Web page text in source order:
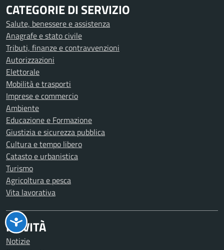
CATEGORIE DI SERVIZIO
Salute, benessere e assistenza
Anagrafe e stato civile
Tributi, finanze e contravvenzioni
Autorizzazioni
Elettorale
Mobilità e trasporti
Imprese e commercio
Ambiente
Educazione e Formazione
Giustizia e sicurezza pubblica
Cultura e tempo libero
Catasto e urbanistica
Turismo
Agricoltura e pesca
Vita lavorativa
NOVITÀ
Notizie